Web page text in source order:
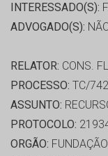
INTERESSADO(S):
ADVOGADO(S):
RELATOR: CONS.
PROCESSO: TC/
ASSUNTO:
PROTOCOLO:
ORGÃO: